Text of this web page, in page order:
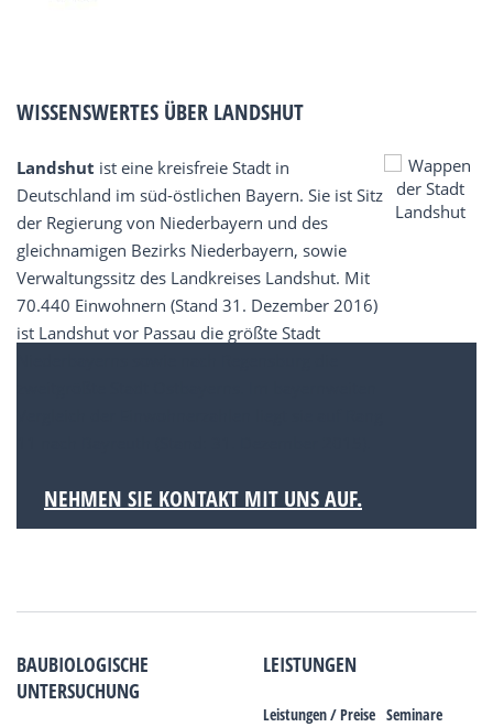
WISSENSWERTES ÜBER LANDSHUT
Landshut ist eine kreisfreie Stadt in
Deutschland im süd-östlichen Bayern. Sie ist Sitz
der Regierung von Niederbayern und des
gleichnamigen Bezirks Niederbayern, sowie
Verwaltungssitz des Landkreises Landshut. Mit
70.440 Einwohnern (Stand 31. Dezember 2016)
ist Landshut vor Passau die größte Stadt
NEHMEN SIE KONTAKT MIT UNS AUF.
BAUBIOLOGISCHE
UNTERSUCHUNG
LEISTUNGEN
Leistungen / Preise Seminare